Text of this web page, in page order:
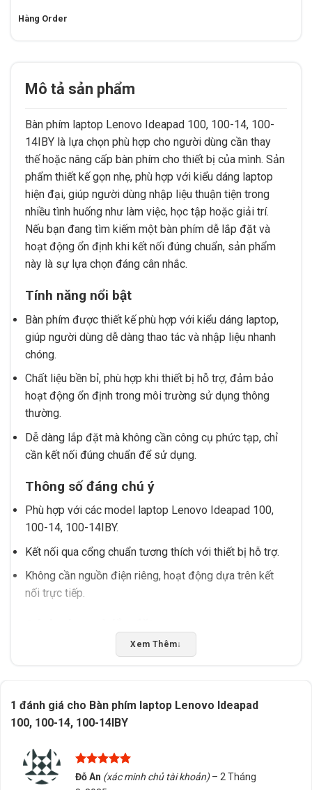
Hàng Order
Mô tả sản phẩm
Bàn phím laptop Lenovo Ideapad 100, 100-14, 100-
14IBY là lựa chọn phù hợp cho người dùng cần thay
thế hoặc nâng cấp bàn phím cho thiết bị của mình. Sản
phẩm thiết kế gọn nhẹ, phù hợp với kiểu dáng laptop
hiện đại, giúp người dùng nhập liệu thuận tiện trong
nhiều tình huống như làm việc, học tập hoặc giải trí.
Nếu bạn đang tìm kiếm một bàn phím dễ lắp đặt và
hoạt động ổn định khi kết nối đúng chuẩn, sản phẩm
này là sự lựa chọn đáng cân nhắc.
Tính năng nổi bật
Bàn phím được thiết kế phù hợp với kiểu dáng laptop,
giúp người dùng dễ dàng thao tác và nhập liệu nhanh
chóng.
Chất liệu bền bỉ, phù hợp khi thiết bị hỗ trợ, đảm bảo
hoạt động ổn định trong môi trường sử dụng thông
thường.
Dễ dàng lắp đặt mà không cần công cụ phức tạp, chỉ
cần kết nối đúng chuẩn để sử dụng.
Thông số đáng chú ý
Phù hợp với các model laptop Lenovo Ideapad 100,
100-14, 100-14IBY.
Kết nối qua cổng chuẩn tương thích với thiết bị hỗ trợ.
Không cần nguồn điện riêng, hoạt động dựa trên kết
nối trực tiếp.
Nên kiểm tra thông số thực tế của thiết bị trước khi
nối đúng chuẩn.
Tránh sử dụng trong môi trường ẩm ướt hoặc có vật
cản để bảo vệ độ bền.
Nếu bạn đang tìm kiếm sự tư vấn chọn đúng sản
Xem Thêm↓
1 đánh giá cho Bàn phím laptop Lenovo Ideapad
100, 100-14, 100-14IBY
Được xếp
5
Đỗ An (xác minh chủ tài khoản) – 2 Tháng